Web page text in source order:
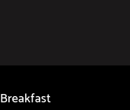
Breakfast